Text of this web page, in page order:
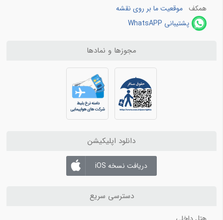
بلیط هواپیما شیراز به مشهد
همکف موقعیت ما بر روی نقشه
پشتیبانی WhatsAPP
مجوزها و نمادها
دانلود اپلیکیشن
دریافت نسخه iOS
دسترسی سریع